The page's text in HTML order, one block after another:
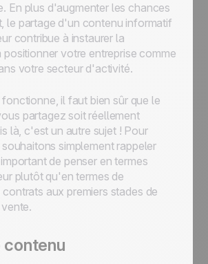
En plus d'augmenter les chances
le partage d'un contenu informatif
contribue à instaurer la
votre entreprise comme
votre secteur d'activité.
il faut bien sûr que le
partagez soit réellement
là, c'est un autre sujet ! Pour
simplement rappeler
de penser en termes
plutôt qu'en termes de
aux premiers stades de
contenu